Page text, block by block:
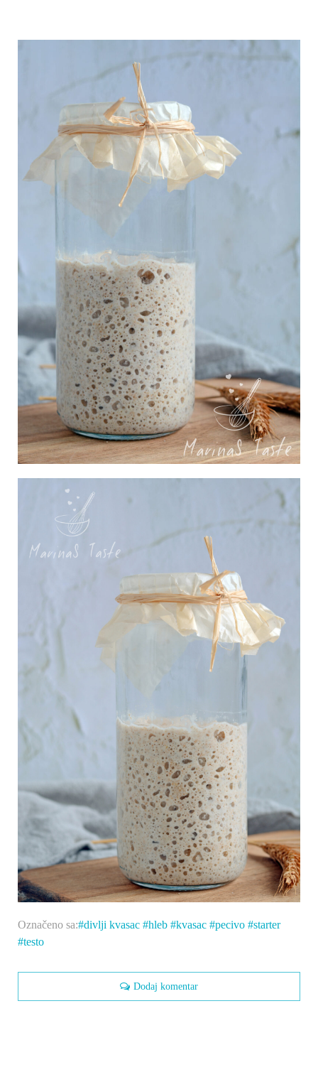
Označeno sa: divlji kvasac hleb kvasac pecivo
starter
testo
Dodaj komentar